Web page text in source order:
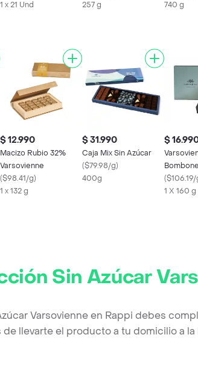
1 x 21 Und
257 g
740 g
$ 12.990
Macizo Rubio 32%
Varsovienne
($98.41/g)
1 x 132 g
$ 31.990
Caja Mix Sin Azúcar
($79.98/g)
400g
$
sin
($106.19/
1 X 160 g
Sin Azúcar
Varsovienne en Rappi debes
llevarte el producto a tu domicilio a